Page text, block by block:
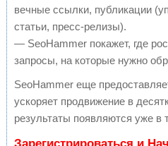
вечные ссылки, публикации
статьи, пресс-релизы).
— SeoHammer покажет, где
запросы, на которые нужно
SeoHammer еще
ускоряет продвижение в
результаты появляются уже в